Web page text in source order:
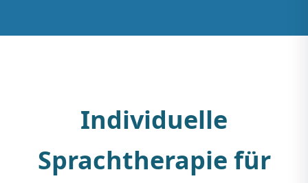
Individuelle
Sprachtherapie für